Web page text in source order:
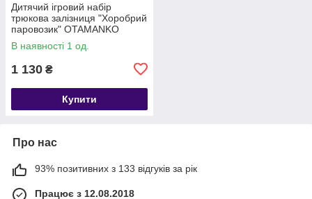
Дитячий ігровий набір
трюкова залізниця "Хоробрий
паровозик" OTAMANKO
89960, 137 деталей
В наявності 1 од.
1 130 ₴
Купити
Про нас
93% позитивних з 133 відгуків за рік
Працює з 12.08.2018